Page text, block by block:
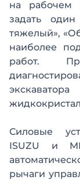
на рабочем
задать
тяжелый»,
наиболее
работ.
Силовые
ISUZU и
рычаги